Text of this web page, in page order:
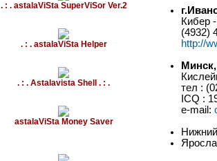
. : . astalaViSta SuperViSor Ver.2
. : . astalaViSta Helper
. : . Astalavista Shell . : .
astalaViSta Money Saver
Кибер
(4932)
http://
тел :
ICQ :
e-mail: